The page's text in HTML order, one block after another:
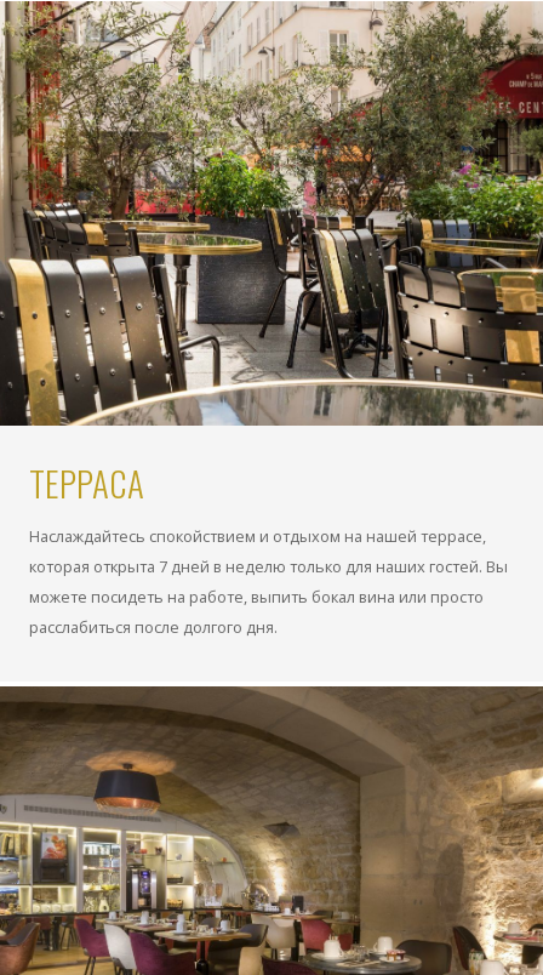
ТЕРРАСА
Наслаждайтесь спокойствием и отдыхом на нашей террасе,
которая открыта 7 дней в неделю только для наших гостей. Вы
можете посидеть на работе, выпить бокал вина или просто
расслабиться после долгого дня.